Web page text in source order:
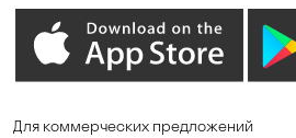
Для коммерческих предложений